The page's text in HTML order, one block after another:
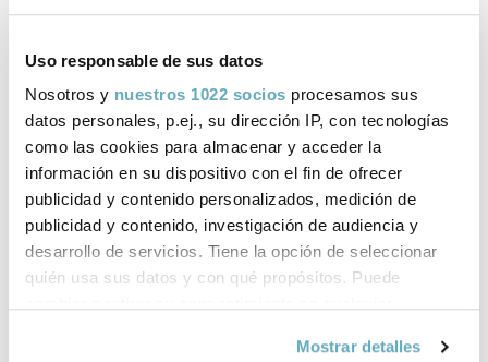
Uso responsable de sus datos
Nosotros y nuestros 1022 socios procesamos sus
datos personales, p.ej., su dirección IP, con tecnologías
como las cookies para almacenar y acceder la
información en su dispositivo con el fin de ofrecer
publicidad y contenido personalizados, medición de
publicidad y contenido, investigación de audiencia y
desarrollo de servicios. Tiene la opción de seleccionar
quién usa sus datos y con qué propósitos. Puede
Mostrar detalles
publicados por Plataforma Editorial
‹ ›